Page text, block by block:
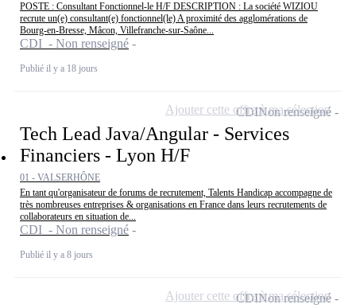
POSTE : Consultant Fonctionnel-le H/F DESCRIPTION : La société WIZIOU
recrute un(e) consultant(e) fonctionnel(le) A proximité des agglomérations de
Bourg-en-Bresse, Mâcon, Villefranche-sur-Saône...
CDI - Non renseigné
Publié il y a 18 jours
Tech Lead Java/Angular - Services
Financiers - Lyon H/F
01 - VALSERHÔNE
En tant qu'organisateur de forums de recrutement, Talents Handicap accompagne de
très nombreuses entreprises & organisations en France dans leurs recrutements de
collaborateurs en situation de...
CDI - Non renseigné
Publié il y a 8 jours
CDINon renseigné
Ajouter cette offre à ma sélection
CDINon renseigné
Ajouter cette offre à ma sélection